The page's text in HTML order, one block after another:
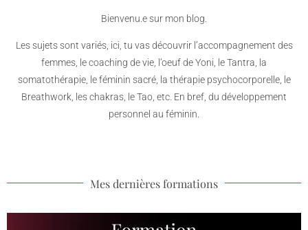
Bienvenu.e sur mon blog.
Les sujets sont variés, ici, tu vas découvrir l’accompagnement des
femmes, le coaching de vie, l’oeuf de Yoni, le Tantra, la
somatothérapie, le féminin sacré, la thérapie psychocorporelle, le
Breathwork, les chakras, le Tao, etc. En bref, du développement
personnel au féminin.
Mes dernières formations